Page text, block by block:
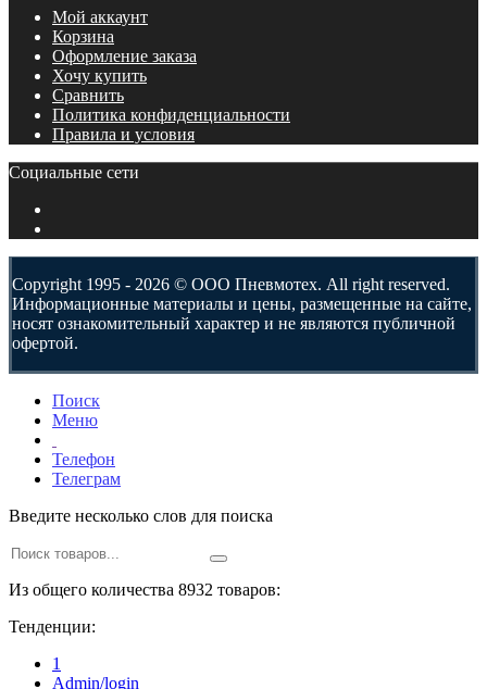
Мой аккаунт
Корзина
Оформление заказа
Хочу купить
Сравнить
Политика конфиденциальности
Правила и условия
Социальные сети
Copyright 1995 - 2026 © ООО Пневмотех. All right reserved.
Информационные материалы и цены, размещенные на сайте,
носят ознакомительный характер и не являются публичной
офертой.
Поиск
Меню
Телефон
Телеграм
Введите несколько слов для поиска
Из общего количества 8932 товаров:
Тенденции:
1
Admin/login